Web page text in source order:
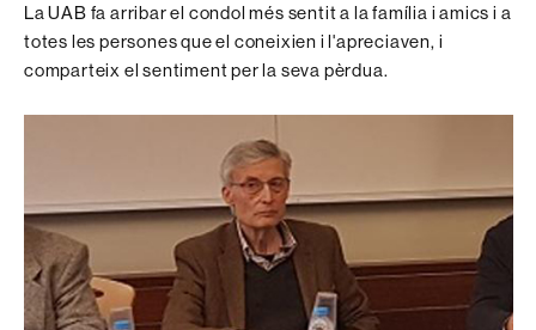
La UAB fa arribar el condol més sentit a la família i amics i a
totes les persones que el coneixien i l'apreciaven, i
comparteix el sentiment per la seva pèrdua.